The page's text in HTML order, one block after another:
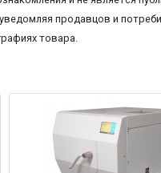
продавцов и
товара.